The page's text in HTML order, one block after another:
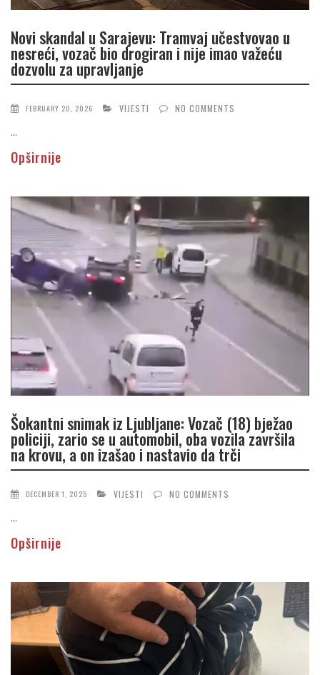
Novi skandal u Sarajevu: Tramvaj učestvovao u
nesreći, vozač bio drogiran i nije imao važeću
dozvolu za upravljanje
FEBRUARY 20, 2026 VIJESTI NO COMMENTS
...
Opširnije
Šokantni snimak iz Ljubljane: Vozač (18) bježao
policiji, zario se u automobil, oba vozila završila
na krovu, a on izašao i nastavio da trči
DECEMBER 1, 2025 VIJESTI NO COMMENTS
...
Opširnije